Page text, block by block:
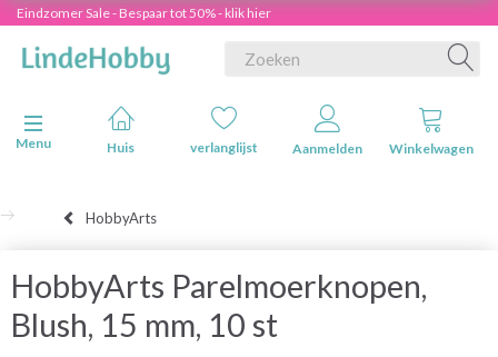
Eindzomer Sale - Bespaar tot 50% - klik hier
Navigatie in-/uitschakelen
Menu
Huis verlanglijst Aanmelden Winkelwagen
HobbyArts
HobbyArts Parelmoerknopen,
Blush, 15 mm, 10 st